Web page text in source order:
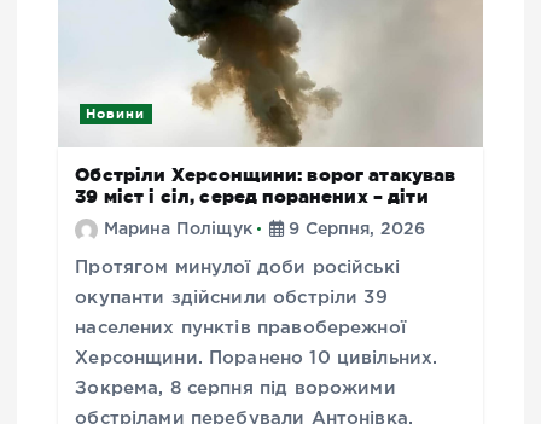
Новини
Обстріли Херсонщини: ворог атакував
39 міст і сіл, серед поранених – діти
Марина Поліщук 9 Серпня, 2026
Протягом минулої доби російські
окупанти здійснили обстріли 39
населених пунктів правобережної
Херсонщини. Поранено 10 цивільних.
Зокрема, 8 серпня під ворожими
обстрілами перебували Антонівка,